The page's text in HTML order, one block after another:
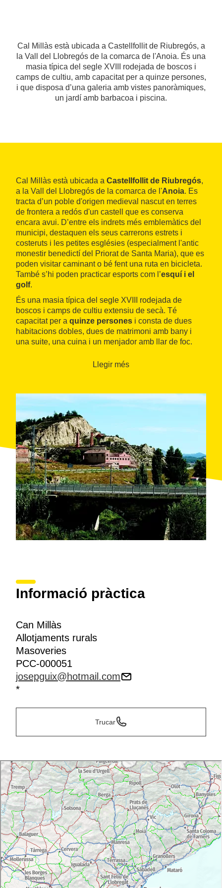
Cal Millàs està ubicada a Castellfollit de Riubregós, a
la Vall del Llobregós de la comarca de l'Anoia. És una
masia típica del segle XVIII rodejada de boscos i
camps de cultiu, amb capacitat per a quinze persones,
i que disposa d’una galeria amb vistes panoràmiques,
un jardí amb barbacoa i piscina.
Cal Millàs està ubicada a Castellfollit de Riubregós,
a la Vall del Llobregós de la comarca de l'Anoia. Es
tracta d’un poble d'origen medieval nascut en terres
de frontera a redós d'un castell que es conserva
encara avui. D’entre els indrets més emblemàtics del
municipi, destaquen els seus carrerons estrets i
costeruts i les petites esglésies (especialment l'antic
monestir benedictí del Priorat de Santa Maria), que es
poden visitar caminant o bé fent una ruta en bicicleta.
També s’hi poden practicar esports com l’esquí i el
golf.
És una masia típica del segle XVIII rodejada de
boscos i camps de cultiu extensiu de secà. Té
capacitat per a quinze persones i consta de dues
habitacions dobles, dues de matrimoni amb bany i
una suite, una cuina i un menjador amb llar de foc.
més d’un jardí amb barbacoa i piscina.
Llegir més
Informació pràctica
Can Millàs
Allotjaments rurals
Masoveries
PCC-000051
josepguix@hotmail.com
*
Trucar